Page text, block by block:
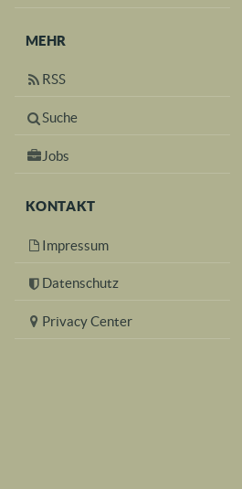
MEHR
RSS
Suche
Jobs
KONTAKT
Impressum
Datenschutz
Privacy Center